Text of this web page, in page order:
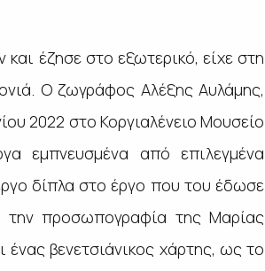
έζησε στο εξωτερικό, είχε στη
Ο ζωγράφος Αλέξης Αυλάμης,
2022 στο Κοργιαλένειο Μουσείο
εμπνευσμένα από επιλεγμένα
δίπλα στο έργο που του έδωσε
την προσωπογραφία της Μαρίας
βενετσιάνικος χάρτης, ως το